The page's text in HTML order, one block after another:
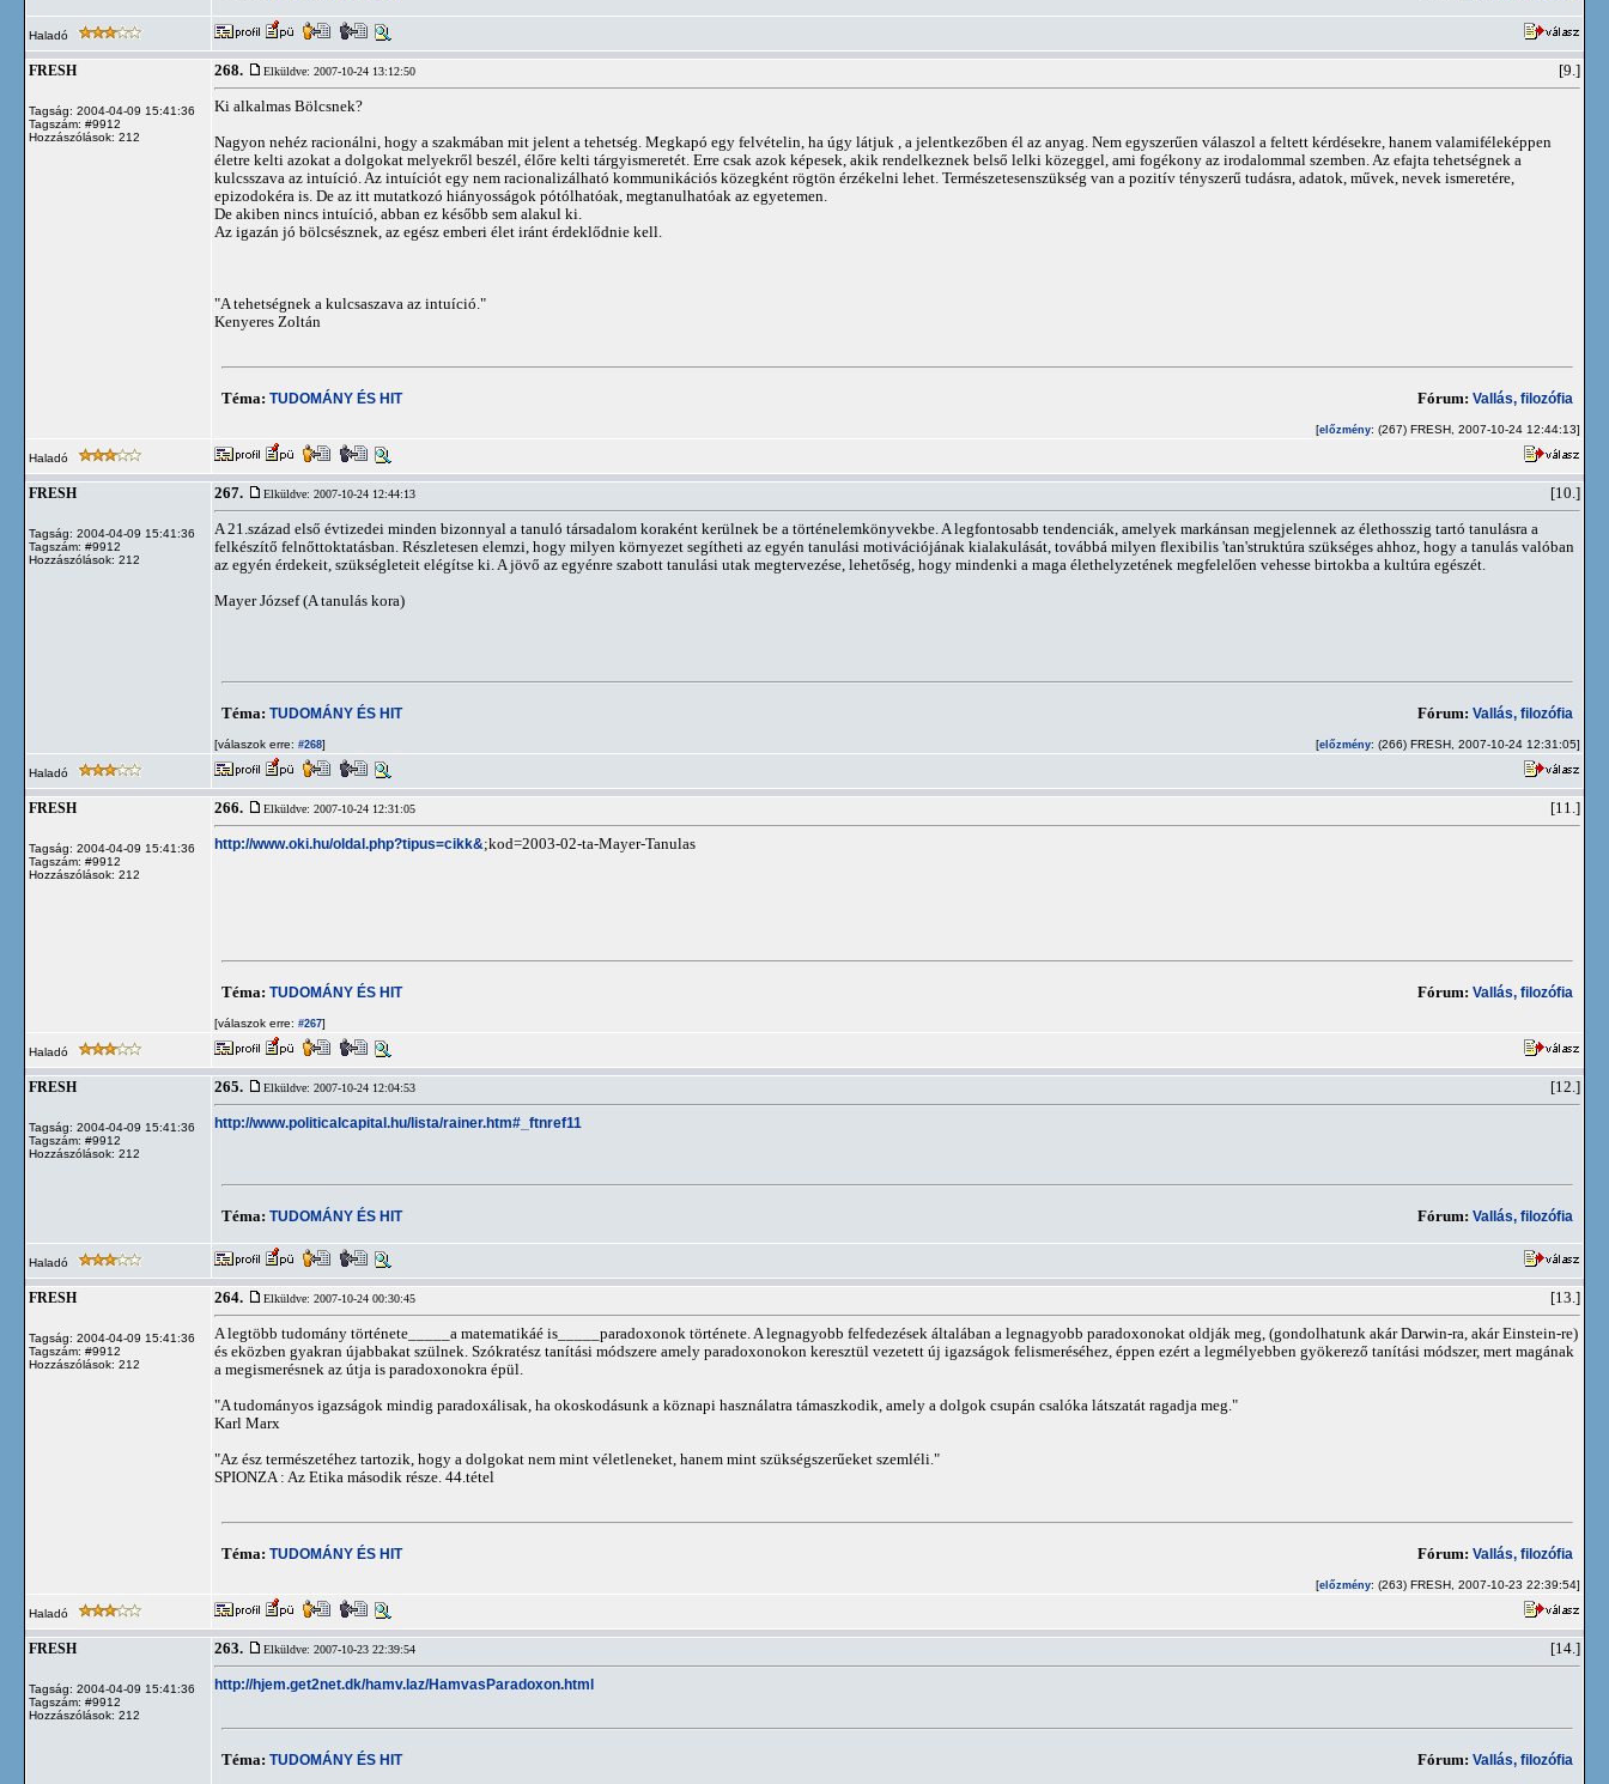
Haladó
FRESH
Tagság: 2004-04-09 15:41:36
Tagszám: #9912
Hozzászólások: 212
268. Elküldve: 2007-10-24 13:12:50 [9.]
Ki alkalmas Bölcsnek?
Nagyon nehéz racionálni, hogy a szakmában mit jelent a tehetség. Megkapó egy felvételin, ha úgy látjuk , a jelentkezőben él az anyag. Nem egyszerűen válaszol a feltett kérdésekre, hanem valamiféleképpen
életre kelti azokat a dolgokat melyekről beszél, élőre kelti tárgyismeretét. Erre csak azok képesek, akik rendelkeznek belső lelki közeggel, ami fogékony az irodalommal szemben. Az efajta tehetségnek a
kulcsszava az intuíció. Az intuíciót egy nem racionalizálható kommunikációs közegként rögtön érzékelni lehet. Természetesenszükség van a pozitív tényszerű tudásra, adatok, művek, nevek ismeretére,
epizodokéra is. De az itt mutatkozó hiányosságok pótólhatóak, megtanulhatóak az egyetemen.
De akiben nincs intuíció, abban ez később sem alakul ki.
Az igazán jó bölcsésznek, az egész emberi élet iránt érdeklődnie kell.
"A tehetségnek a kulcsaszava az intuíció."
Kenyeres Zoltán
Téma: TUDOMÁNY ÉS HIT Fórum: Vallás, filozófia
[előzmény: (267) FRESH, 2007-10-24 12:44:13]
Haladó
FRESH
Tagság: 2004-04-09 15:41:36
Tagszám: #9912
Hozzászólások: 212
267. Elküldve: 2007-10-24 12:44:13 [10.]
A 21.század első évtizedei minden bizonnyal a tanuló társadalom koraként kerülnek be a történelemkönyvekbe. A legfontosabb tendenciák, amelyek markánsan megjelennek az élethosszig tartó tanulásra a
felkészítő felnőttoktatásban. Részletesen elemzi, hogy milyen környezet segítheti az egyén tanulási motivációjának kialakulását, továbbá milyen flexibilis 'tan'struktúra szükséges ahhoz, hogy a tanulás valóban
az egyén érdekeit, szükségleteit elégítse ki. A jövő az egyénre szabott tanulási utak megtervezése, lehetőség, hogy mindenki a maga élethelyzetének megfelelően vehesse birtokba a kultúra egészét.
Mayer József (A tanulás kora)
Téma: TUDOMÁNY ÉS HIT Fórum: Vallás, filozófia
[válaszok erre: #268] [előzmény: (266) FRESH, 2007-10-24 12:31:05]
Haladó
FRESH
Tagság: 2004-04-09 15:41:36
Tagszám: #9912
Hozzászólások: 212
266. Elküldve: 2007-10-24 12:31:05 [11.]
http://www.oki.hu/oldal.php?tipus=cikk&;kod=2003-02-ta-Mayer-Tanulas
Téma: TUDOMÁNY ÉS HIT Fórum: Vallás, filozófia
[válaszok erre: #267]
Haladó
FRESH
Tagság: 2004-04-09 15:41:36
Tagszám: #9912
Hozzászólások: 212
265. Elküldve: 2007-10-24 12:04:53 [12.]
http://www.politicalcapital.hu/lista/rainer.htm#_ftnref11
Téma: TUDOMÁNY ÉS HIT Fórum: Vallás, filozófia
Haladó
FRESH
Tagság: 2004-04-09 15:41:36
Tagszám: #9912
Hozzászólások: 212
264. Elküldve: 2007-10-24 00:30:45 [13.]
A legtöbb tudomány története_____a matematikáé is_____paradoxonok története. A legnagyobb felfedezések általában a legnagyobb paradoxonokat oldják meg, (gondolhatunk akár Darwin-ra, akár Einstein-re)
és eközben gyakran újabbakat szülnek. Szókratész tanítási módszere amely paradoxonokon keresztül vezetett új igazságok felismeréséhez, éppen ezért a legmélyebben gyökerező tanítási módszer, mert magának
a megismerésnek az útja is paradoxonokra épül.
"A tudományos igazságok mindig paradoxálisak, ha okoskodásunk a köznapi használatra támaszkodik, amely a dolgok csupán csalóka látszatát ragadja meg."
Karl Marx
"Az ész természetéhez tartozik, hogy a dolgokat nem mint véletleneket, hanem mint szükségszerűeket szemléli."
SPIONZA : Az Etika második része. 44.tétel
Téma: TUDOMÁNY ÉS HIT Fórum: Vallás, filozófia
[előzmény: (263) FRESH, 2007-10-23 22:39:54]
Haladó
FRESH
Tagság: 2004-04-09 15:41:36
Tagszám: #9912
Hozzászólások: 212
263. Elküldve: 2007-10-23 22:39:54 [14.]
http://hjem.get2net.dk/hamv.laz/HamvasParadoxon.html
Téma: TUDOMÁNY ÉS HIT Fórum: Vallás, filozófia